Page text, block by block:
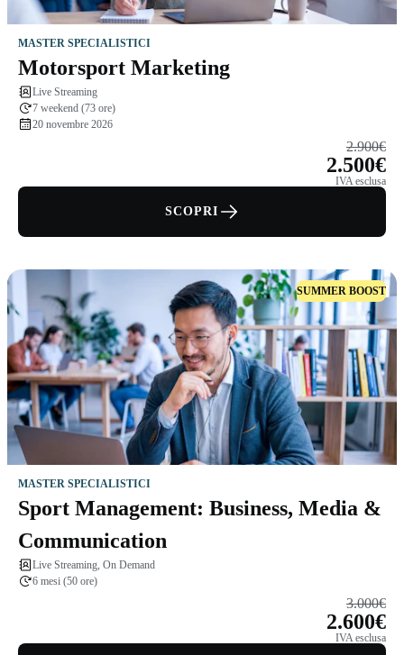
MASTER SPECIALISTICI
Motorsport Marketing
Live Streaming
7 weekend (73 ore)
20 novembre 2026
2.900€
2.500€
IVA esclusa
SCOPRI
SUMMER BOOST
MASTER SPECIALISTICI
Sport Management: Business, Media &
Communication
Live Streaming, On Demand
6 mesi (50 ore)
3.000€
2.600€
IVA esclusa